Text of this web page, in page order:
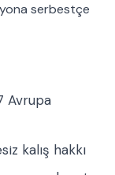
serbestçe
Avrupa
kalış hakkı